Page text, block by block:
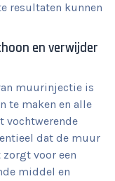
resultaten kunnen
en verwijder
muurinjectie is
te maken en alle
vochtwerende
dat de muur
voor een
middel en